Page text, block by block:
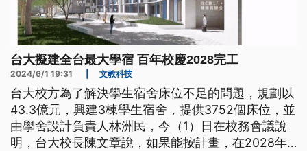
台大擬建全台最大學宿 百年校慶2028完工
2024/6/1 19:31 文教科技
台大校方為了解決學生宿舍床位不足的問題，規劃以
43.3億元，興建3棟學生宿舍，提供3752個床位，並
由學舍設計負責人林洲民，今（1）日在校務會議說
明，台大校長陳文章說，如果能按計畫，在2028年